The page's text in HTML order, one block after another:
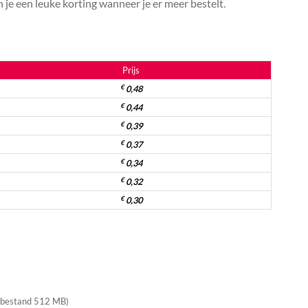
een leuke korting wanneer je er meer bestelt.
Prijs
€0,48
€0,44
€0,39
€0,37
€0,34
€0,32
€0,30
512 MB)